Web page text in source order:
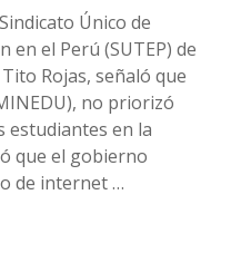
Único de
en el Perú (SUTEP) de
Rojas, señaló que
no priorizó
estudiantes en la
que el gobierno
de internet …